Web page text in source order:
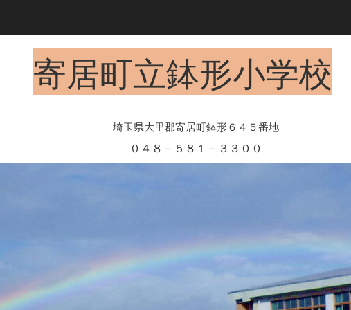
寄居町立鉢形小学校
埼玉県大里郡寄居町鉢形６４５番地
０４８－５８１－３３００